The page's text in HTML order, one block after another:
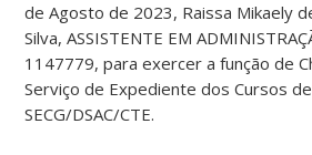
de Agosto de 2023, Raissa Mikaely
Silva, ASSISTENTE EM
1147779, para exercer a função de
Serviço de Expediente dos Cursos
SECG/DSAC/CTE.